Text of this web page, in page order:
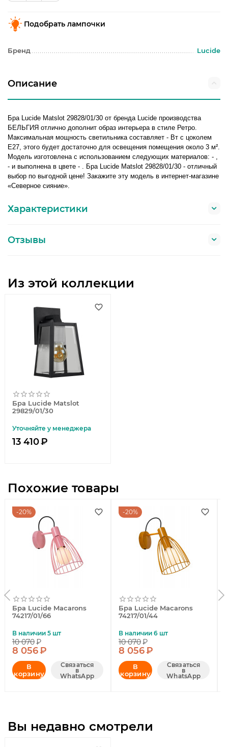
Подобрать лампочки
Бренд Lucide
Описание
Бра Lucide Matslot 29828/01/30 от бренда Lucide производства
БЕЛЬГИЯ отлично дополнит образ интерьера в стиле Ретро.
Максимальная мощность светильника составляет - Вт с цоколем
E27, этого будет достаточно для освещения помещения около 3 м².
Модель изготовлена с использованием следующих материалов: - ,
- и выполнена в цвете - . Бра Lucide Matslot 29828/01/30 - отличный
выбор по выгодной цене! Закажите эту модель в интернет-магазине
«Северное сияние».
Характеристики
Отзывы
Из этой коллекции
Бра Lucide Matslot
29829/01/30
Уточняйте у менеджера
13 410₽
Похожие товары
20%
Бра Lucide Macarons
74217/01/66
В наличии 5 шт
10 070₽
8 056₽
В
корзину
Связаться
в
WhatsApp
20%
Бра Lucide Macarons
74217/01/44
В наличии 6 шт
10 070₽
8 056₽
В
корзину
Связаться
в
WhatsApp
Вы недавно смотрели
ПРЕДМЕТЫ ИНТЕРЬЕРА
НОВОГОДНИЕ ТОВАРЫ